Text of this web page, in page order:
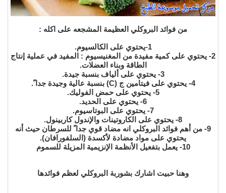
من فوائد البروكلي العظيمة المشجعه على اكله :
1-يحتوي على الكالسيوم.
2- يحتوي على كمية مفيدة من المغنيسيوم : المفيد في عملية إنتاج
الطاقة وبناء العضلات.
3- يحتوي على ألياف بنسبة جيدة.
4- يحتوي على فيتامين ج (C) بنسبة عالية وجيدة جدا ً.
5- يحتوي على حمض الفوليك.
6- يحتوي على الحديد.
7- يحتوي على البوتاسيوم.
8- يحتوي على الكاروتينات والإندول كاربينول.
9- من أهم فوائد البروكلي انه مضاد قوي جدا ً للسرطان حيث أنه
يحتوي على مواد مضادة لأكسدة (السلفورافان).
10- يعمل بتفعيل الأنظمة الإنزيمية المزيلة للسموم
وهنا حبيت اشارك بشوربة البروكلي لعظم فوائدها